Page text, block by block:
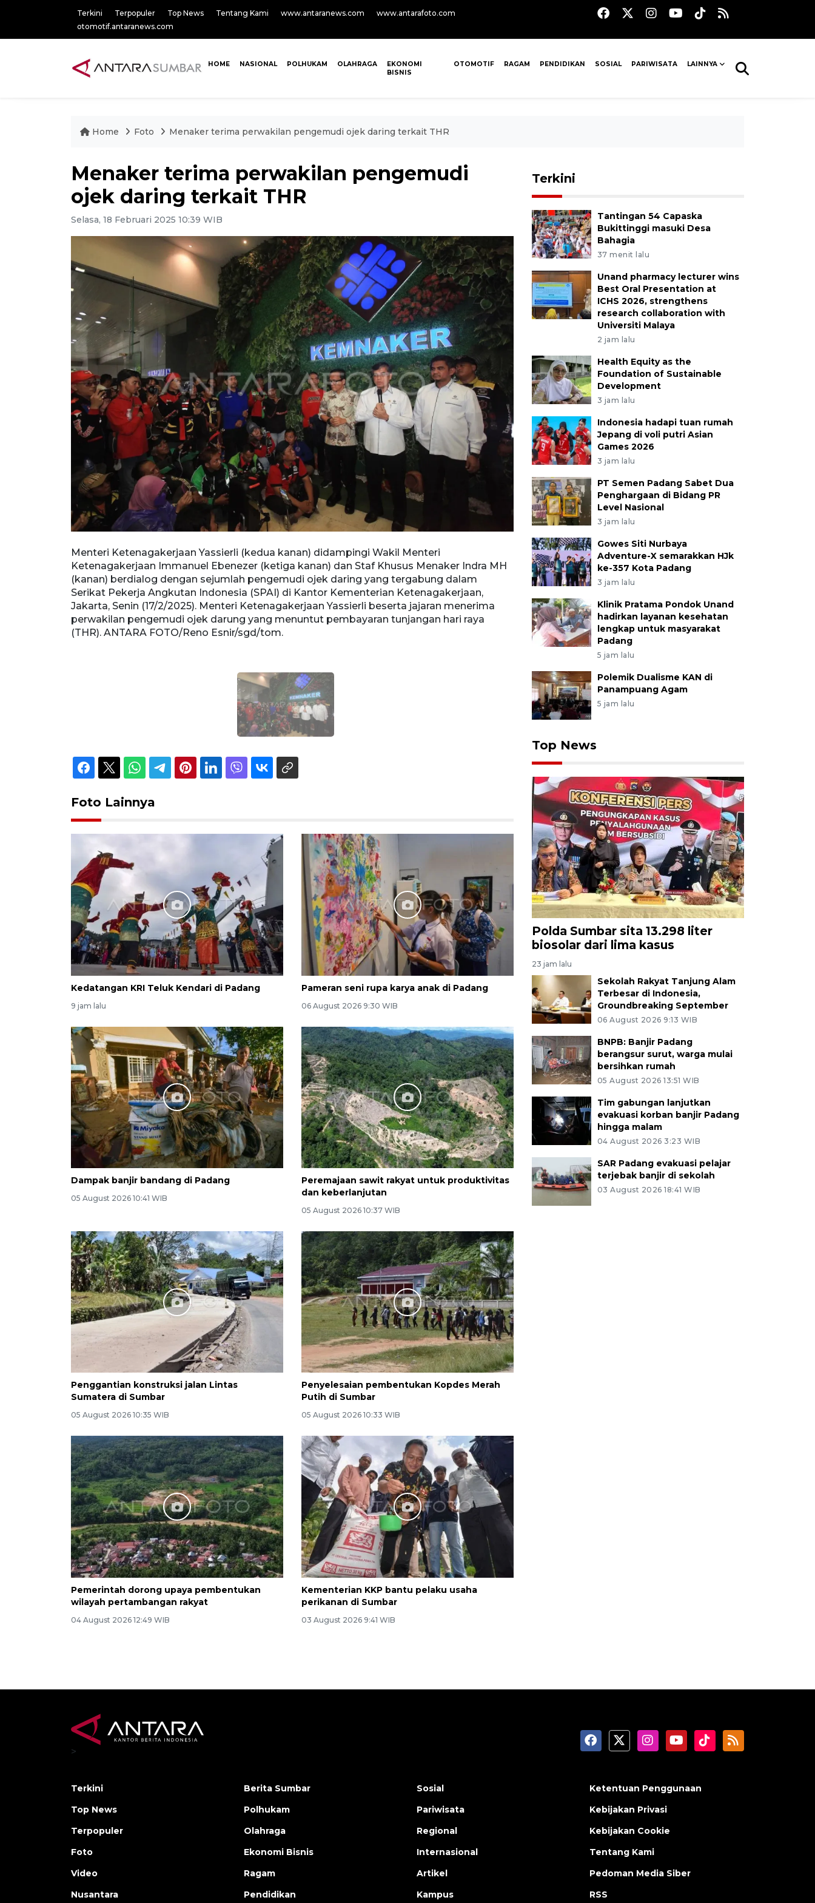
Terkini Terpopuler Top News Tentang Kami www.antaranews.com
www.antarafoto.com
otomotif.antaranews.com
HOME NASIONAL POLHUKAM OLAHRAGA
EKONOMI
BISNIS
OTOMOTIF RAGAM PENDIDIKAN SOSIAL PARIWISATA LAINNYA
Home Foto Menaker terima perwakilan pengemudi ojek daring terkait THR
Menaker terima perwakilan pengemudi
ojek daring terkait THR
Selasa, 18 Februari 2025 10:39 WIB
Menteri Ketenagakerjaan Yassierli (kedua kanan) didampingi Wakil Menteri
Ketenagakerjaan Immanuel Ebenezer (ketiga kanan) dan Staf Khusus Menaker Indra MH
(kanan) berdialog dengan sejumlah pengemudi ojek daring yang tergabung dalam
Serikat Pekerja Angkutan Indonesia (SPAI) di Kantor Kementerian Ketenagakerjaan,
Jakarta, Senin (17/2/2025). Menteri Ketenagakerjaan Yassierli beserta jajaran menerima
perwakilan pengemudi ojek darung yang menuntut pembayaran tunjangan hari raya
(THR). ANTARA FOTO/Reno Esnir/sgd/tom.
Foto Lainnya
Kedatangan KRI Teluk Kendari di Padang
9 jam lalu
Pameran seni rupa karya anak di Padang
06 August 2026 9:30 WIB
Dampak banjir bandang di Padang
05 August 2026 10:41 WIB
Peremajaan sawit rakyat untuk produktivitas
dan keberlanjutan
05 August 2026 10:37 WIB
Penggantian konstruksi jalan Lintas
Sumatera di Sumbar
05 August 2026 10:35 WIB
Penyelesaian pembentukan Kopdes Merah
Putih di Sumbar
05 August 2026 10:33 WIB
Pemerintah dorong upaya pembentukan
wilayah pertambangan rakyat
04 August 2026 12:49 WIB
Kementerian KKP bantu pelaku usaha
perikanan di Sumbar
03 August 2026 9:41 WIB
Terkini
Tantingan 54 Capaska
Bukittinggi masuki Desa
Bahagia
37 menit lalu
Unand pharmacy lecturer wins
Best Oral Presentation at
ICHS 2026, strengthens
research collaboration with
Universiti Malaya
2 jam lalu
Health Equity as the
Foundation of Sustainable
Development
3 jam lalu
Indonesia hadapi tuan rumah
Jepang di voli putri Asian
Games 2026
3 jam lalu
PT Semen Padang Sabet Dua
Penghargaan di Bidang PR
Level Nasional
3 jam lalu
Gowes Siti Nurbaya
Adventure-X semarakkan HJk
ke-357 Kota Padang
3 jam lalu
Klinik Pratama Pondok Unand
hadirkan layanan kesehatan
lengkap untuk masyarakat
Padang
5 jam lalu
Polemik Dualisme KAN di
Panampuang Agam
5 jam lalu
Top News
Polda Sumbar sita 13.298 liter
biosolar dari lima kasus
23 jam lalu
Sekolah Rakyat Tanjung Alam
Terbesar di Indonesia,
Groundbreaking September
06 August 2026 9:13 WIB
BNPB: Banjir Padang
berangsur surut, warga mulai
bersihkan rumah
05 August 2026 13:51 WIB
Tim gabungan lanjutkan
evakuasi korban banjir Padang
hingga malam
04 August 2026 3:23 WIB
SAR Padang evakuasi pelajar
terjebak banjir di sekolah
03 August 2026 18:41 WIB
>
Terkini
Top News
Terpopuler
Foto
Video
Nusantara
Berita Sumbar
Polhukam
Olahraga
Ekonomi Bisnis
Ragam
Pendidikan
Sosial
Pariwisata
Regional
Internasional
Artikel
Kampus
Ketentuan Penggunaan
Kebijakan Privasi
Kebijakan Cookie
Tentang Kami
Pedoman Media Siber
RSS